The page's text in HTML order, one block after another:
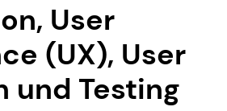
User
(UX), User
und Testing